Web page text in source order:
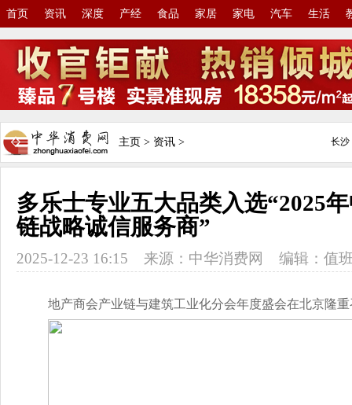
首页 资讯 深度 产经 食品 家居 家电 汽车 生活
主页 > 资讯 >
多乐士专业五大品类入选“2025
链战略诚信服务商”
2025-12-23 16:15 来源：中华消费网 编辑：值
地产商会产业链与建筑工业化分会年度盛会在北京隆